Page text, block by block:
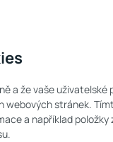
a že vaše uživatelské
stránek.
a například položky